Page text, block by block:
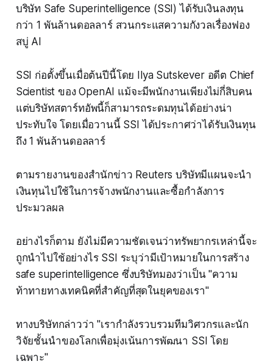
บริษัท Safe Superintelligence (SSI) ได้รับเงินลงทุน
กว่า 1 พันล้านดอลลาร์ สวนกระแสความกังวลเรื่องฟอง
สบู่ AI
SSI ก่อตั้งขึ้นเมื่อต้นปีนี้โดย Ilya Sutskever อดีต Chief
Scientist ของ OpenAI แม้จะมีพนักงานเพียงไม่กี่สิบคน
แต่บริษัทสตาร์ทอัพนี้ก็สามารถระดมทุนได้อย่างน่า
ประทับใจ โดยเมื่อวานนี้ SSI ได้ประกาศว่าได้รับเงินทุน
ถึง 1 พันล้านดอลลาร์
ตามรายงานของสำนักข่าว Reuters บริษัทมีแผนจะนำ
เงินทุนไปใช้ในการจ้างพนักงานและซื้อกำลังการ
ประมวลผล
อย่างไรก็ตาม ยังไม่มีความชัดเจนว่าทรัพยากรเหล่านี้จะ
ถูกนำไปใช้อย่างไร SSI ระบุว่ามีเป้าหมายในการสร้าง
safe superintelligence ซึ่งบริษัทมองว่าเป็น "ความ
ท้าทายทางเทคนิคที่สำคัญที่สุดในยุคของเรา"
ทางบริษัทกล่าวว่า "เรากำลังรวบรวมทีมวิศวกรและนัก
วิจัยชั้นนำของโลกเพื่อมุ่งเน้นการพัฒนา SSI โดย
เฉพาะ"